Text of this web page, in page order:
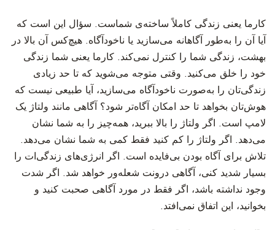
کارما یعنی زندگی کاملاً ساخته‌ی شماست. سؤال این است که
آیا آن را به‌طور آگاهانه می‌سازید یا ناخودآگاه. هیچ‌کس آن بالا در
بهشت، زندگی شما را کنترل نمی‌کند. کارما یعنی شما زندگی
خود را خلق می‌کنید. وقتی متوجه می‌شوید که تا حد زیادی
زندگی‌تان را به‌صورت ناخودآگاه می‌سازید، آیا طبیعی نیست که
هوش‌تان بخواهد تا حد امکان آگاه‌تر شود؟ آگاهی مانند ولتاژ یک
لامپ است. اگر ولتاژ را بالا ببرید، همه‌چیز را به شما نشان
می‌دهد. اگر ولتاژ را کم کنید فقط کمی به شما نشان می‌دهد.
تلاش برای آگاه بودن بی‌فایده است. اگر انرژی‌های زندگی‌ات را
بسیار شدید کنی، آگاهی درونت شعله‌ور خواهد شد. اگر شدت
وجود نداشته باشد، اگر فقط در مورد آگاهی صحبت کنید و
بخوانید، این اتفاق نمی‌افتد.